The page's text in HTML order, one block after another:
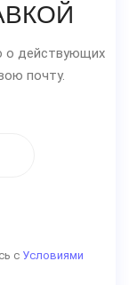
о действующих
почту.
с Условиями